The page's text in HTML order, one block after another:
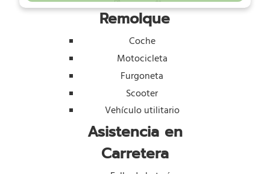
Remolque
Coche
Motocicleta
Furgoneta
Scooter
Vehículo utilitario
Asistencia en
Carretera